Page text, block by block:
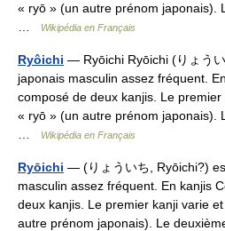
« ryō » (un autre prénom japonais).
Wikipédia en Français
Ryôichi — Ryōichi Ryōichi (りょう
japonais masculin assez fréquent.
composé de deux kanjis. Le
« ryō » (un autre prénom japonais).
Wikipédia en Français
Ryōichi — (りょういち, Ryōichi?)
masculin assez fréquent. En kanjis
deux kanjis. Le premier kanji varie
autre prénom japonais). Le